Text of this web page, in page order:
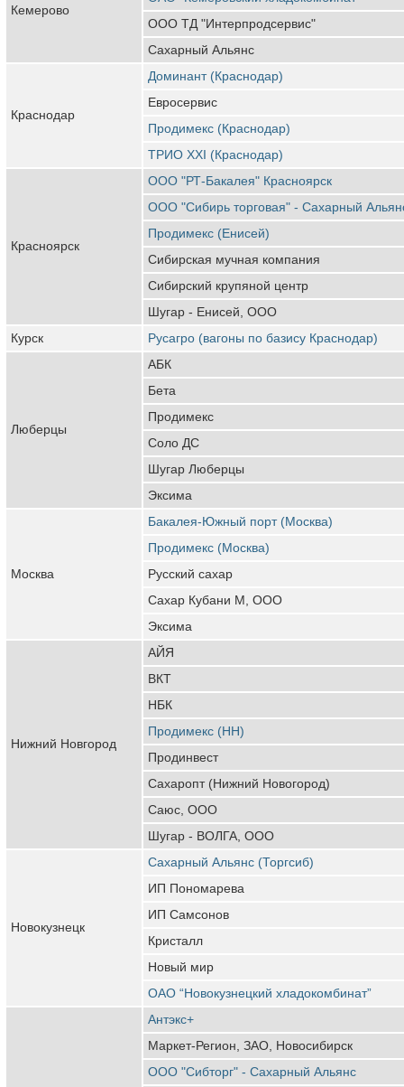
Кемерово
ООО ТД "Интерпродсервис"
Сахарный Альянс
Краснодар
Доминант (Краснодар)
Евросервис
Продимекс (Краснодар)
ТРИО XXI (Краснодар)
Красноярск
ООО "РТ-Бакалея" Красноярск
ООО "Сибирь торговая" - Сахарный
Продимекс (Енисей)
Сибирская мучная компания
Сибирский крупяной центр
Шугар - Енисей, ООО
Курск
Русагро (вагоны по базису Краснодар)
Люберцы
АБК
Бета
Продимекс
Соло ДС
Шугар Люберцы
Эксима
Москва
Бакалея-Южный порт (Москва)
Продимекс (Москва)
Русский сахар
Сахар Кубани М, ООО
Эксима
Нижний Новгород
АЙЯ
ВКТ
НБК
Продимекс (НН)
Продинвест
Сахаропт (Нижний Новогород)
Саюс, ООО
Шугар - ВОЛГА, ООО
Новокузнецк
Сахарный Альянс (Торгсиб)
ИП Пономарева
ИП Самсонов
Кристалл
Новый мир
ОАО “Новокузнецкий хладокомбинат”
Антэкс+
Маркет-Регион, ЗАО, Новосибирск
ООО "Сибторг" - Сахарный Альянс